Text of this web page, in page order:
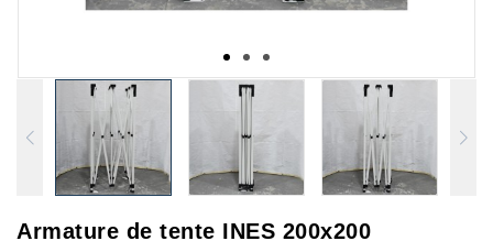
Armature de tente INES 200x200